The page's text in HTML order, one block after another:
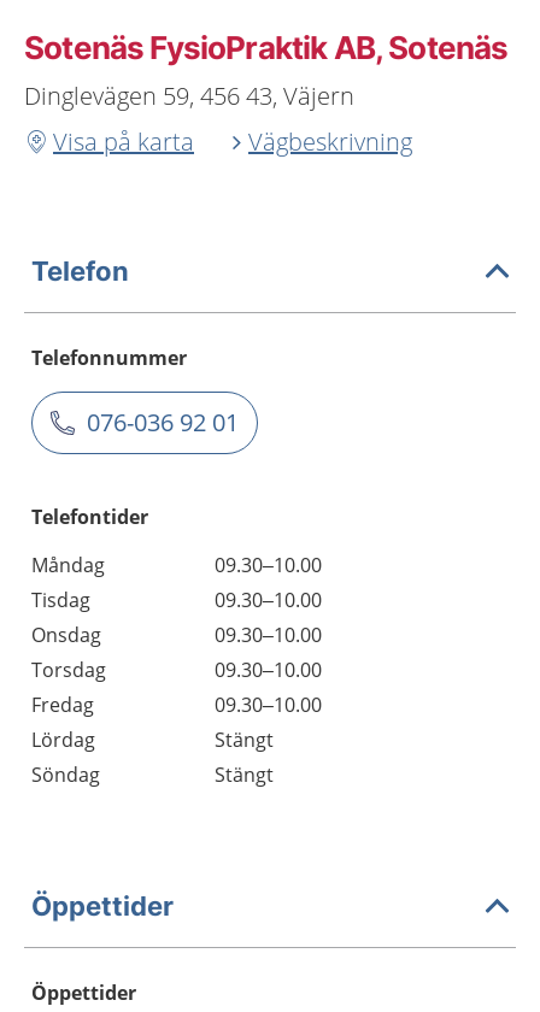
Sotenäs FysioPraktik AB, Sotenäs
Dinglevägen 59, 456 43, Väjern
Visa på karta
Vägbeskrivning
Telefon
Telefonnummer
076-036 92 01
Telefontider
Måndag
09.30–10.00
Tisdag
09.30–10.00
Onsdag
09.30–10.00
Torsdag
09.30–10.00
Fredag
09.30–10.00
Lördag
Stängt
Söndag
Stängt
Öppettider
Öppettider